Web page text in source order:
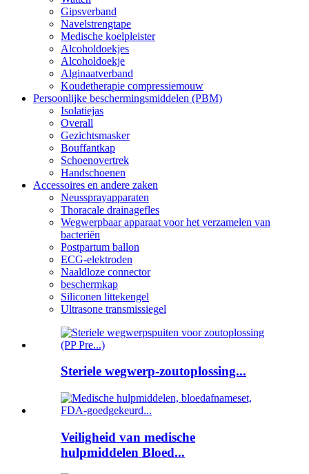
Gipsverband
Navelstrengtape
Medische koelpleister
Alcoholdoekjes
Alcoholdoekje
Alginaatverband
Koudetherapie compressiemouw
Persoonlijke beschermingsmiddelen (PBM)
Isolatiejas
Overall
Gezichtsmasker
Bouffantkap
Schoenovertrek
Handschoenen
Accessoires en andere zaken
Neussprayapparaten
Thoracale drainagefles
Wegwerpbaar apparaat voor het verzamelen van
bacteriën
Postpartum ballon
ECG-elektroden
Naaldloze connector
beschermkap
Siliconen littekengel
Ultrasone transmissiegel
Steriele wegwerp-zoutoplossing...
Veiligheid van medische
hulpmiddelen Bloed...